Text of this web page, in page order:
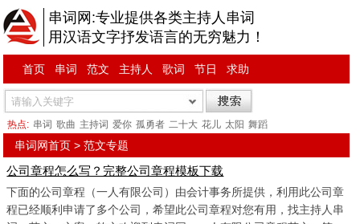
串词网:专业提供各类主持人串词
用汉语文字抒发语言的无穷魅力！
首页 串词 范文 主持人 歌词 节日 求助
热点: 串词 歌曲 主持词 爱你 孤勇者 二十大 花儿 太阳 舞蹈
串词网首页 > 范文专题
公司章程怎么写？完整公司章程模板下载
下面的公司章程（一人有限公司）由会计事务所提供，利用此公司章
程已经顺利申请了多个公司，希望此公司章程对您有用，找主持人串